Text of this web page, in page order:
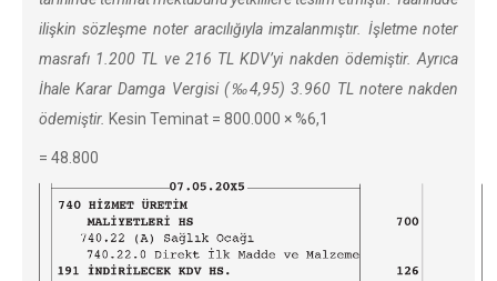
ilişkin sözleşme noter aracılığıyla imzalanmıştır. İşletme noter
masrafı 1.200 TL ve 216 TL KDV’yi nakden ödemiştir. Ayrıca
İhale Karar Damga Vergisi (‰4,95) 3.960 TL notere nakden
ödemiştir. Kesin Teminat = 800.000 × %6,1
= 48.800